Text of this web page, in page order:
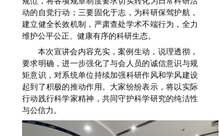
动的自觉行动；三要固化于志，为科研保驾护航，
建立健全长效机制，严肃查处学术不端行为，全力
维护公平公正、健康有序的科研生态。
本次宣讲会内容充实，案例生动，说理透彻，
要求明确，进一步强化了与会 人员的诚信意识与规
矩意识，对系统单位持续加强科研作风和学风建设
起到了积极的推动作用。大家纷纷表示，将以实际
行动践行科学家精神，共同守护科学研究的纯洁性
与公信力。